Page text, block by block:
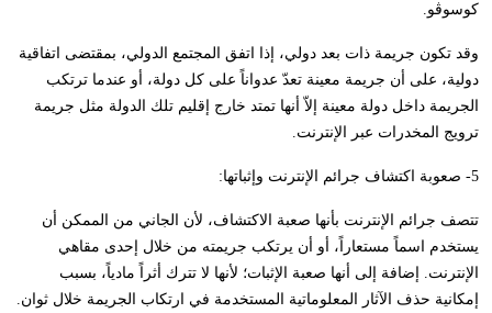
كوسوڤو.
وقد تكون جريمة ذات بعد دولي، إذا اتفق المجتمع الدولي، بمقتضى اتفاقية
دولية، على أن جريمة معينة تعدّ عدواناً على كل دولة، أو عندما ترتكب
الجريمة داخل دولة معينة إلاّ أنها تمتد خارج إقليم تلك الدولة مثل جريمة
ترويج المخدرات عبر الإنترنت.
5- صعوبة اكتشاف جرائم الإنترنت وإثباتها:
تتصف جرائم الإنترنت بأنها صعبة الاكتشاف، لأن الجاني من الممكن أن
يستخدم اسماً مستعاراً، أو أن يرتكب جريمته من خلال إحدى مقاهي
الإنترنت. إضافة إلى أنها صعبة الإثبات؛ لأنها لا تترك أثراً مادياً، بسبب
إمكانية حذف الآثار المعلوماتية المستخدمة في ارتكاب الجريمة خلال ثوان.